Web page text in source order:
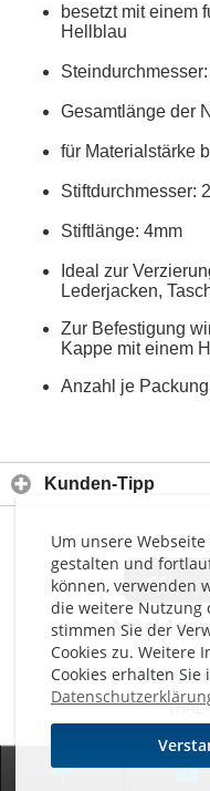
Um unsere
gestalten und
können, verwenden
die weitere Nutzung
stimmen Sie der
Cookies zu. Weitere
Cookies erhalten Sie
besetzt mit einem
Hellblau
Gesamtlänge der
für Materialstärke
Stiftdurchmesser:
Stiftlänge: 4mm
Ideal zur
Lederjacken,
Zur Befestigung
Kappe mit einem
Anzahl je
Kunden-Tipp
<<
Artikel4
THAL
Alle Preise
Zur